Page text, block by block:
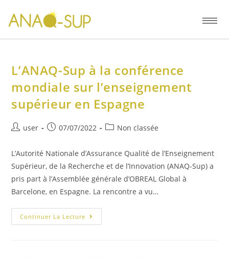
L’ANAQ-Sup à la conférence
mondiale sur l’enseignement
supérieur en Espagne
user 07/07/2022 Non classée
L’Autorité Nationale d’Assurance Qualité de l’Enseignement
Supérieur, de la Recherche et de l’Innovation (ANAQ-Sup) a
pris part à l’Assemblée générale d’OBREAL Global à
Barcelone, en Espagne. La rencontre a vu…
Continuer La Lecture